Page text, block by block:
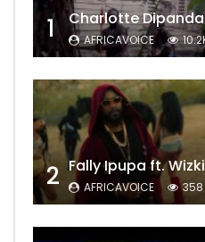
1 Charlotte Dipanda
AFRICAVOICE
2 Fally Ipupa ft.
AFRICAVOICE 358